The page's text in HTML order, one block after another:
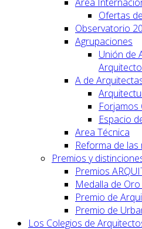
Área
Ofertas
Observatorio
Agrupaciones
Unión de
A de
Forjamos
Espacio
Area Técnica
Reforma de
Premios y
Premios
Medalla de
Premio de
Premio de
Los Colegios de